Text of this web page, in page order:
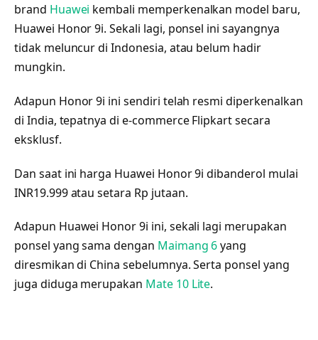
brand Huawei kembali memperkenalkan model baru,
Huawei Honor 9i. Sekali lagi, ponsel ini sayangnya
tidak meluncur di Indonesia, atau belum hadir
mungkin.
Adapun Honor 9i ini sendiri telah resmi diperkenalkan
di India, tepatnya di e-commerce Flipkart secara
eksklusf.
Dan saat ini harga Huawei Honor 9i dibanderol mulai
INR19.999 atau setara Rp jutaan.
Adapun Huawei Honor 9i ini, sekali lagi merupakan
ponsel yang sama dengan Maimang 6yang
diresmikan di China sebelumnya. Serta ponsel yang
juga diduga merupakan Mate 10 Lite.